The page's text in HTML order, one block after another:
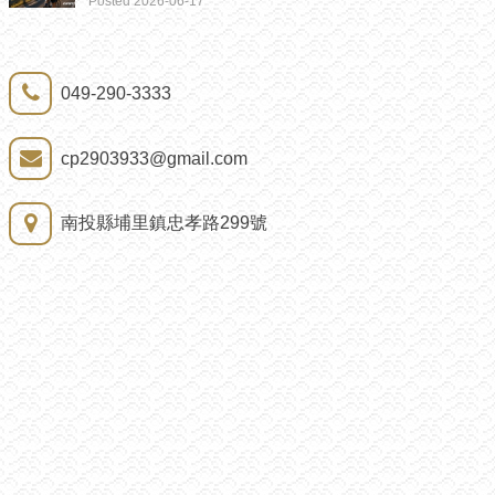
049-290-3333
cp2903933@gmail.com
南投縣埔里鎮忠孝路299號